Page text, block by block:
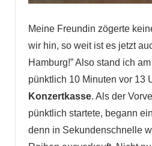
Meine Freundin zögerte
wir hin, so weit ist es jetzt
Hamburg!” Also stand ich
pünktlich 10 Minuten vor 13
Konzertkasse. Als der
pünktlich startete, begann
denn in Sekundenschnelle